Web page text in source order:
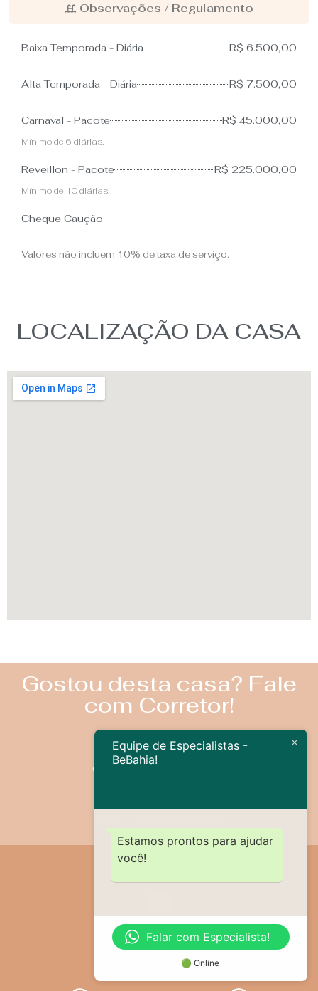
Observações / Regulamento
Baixa Temporada - Diária R$ 6.500,00
Alta Temporada - Diária R$ 7.500,00
Carnaval - Pacote R$ 45.000,00
Mínimo de 6 diárias.
Reveillon - Pacote R$ 225.000,00
Mínimo de 10 diárias.
Cheque Caução
Valores não incluem 10% de taxa de serviço.
LOCALIZAÇÃO DA CASA
Gostou desta casa? Fale
com Corretor!
contato@bebahia.com.br
Equipe de Especialistas -
BeBahia!
Estamos prontos para ajudar
você!
Falar com Especialista!
🟢 Online